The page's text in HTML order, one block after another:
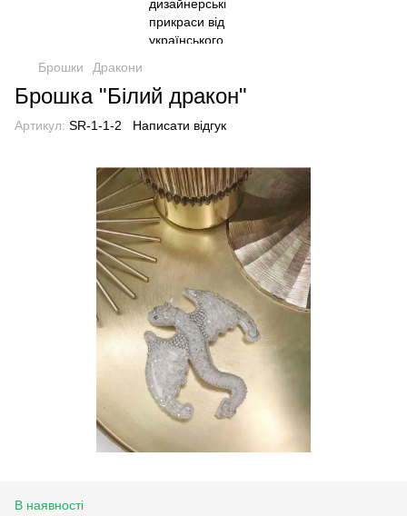
Брошки Дракони
Брошка "Білий дракон"
Артикул: SR-1-1-2 Написати відгук
В наявності